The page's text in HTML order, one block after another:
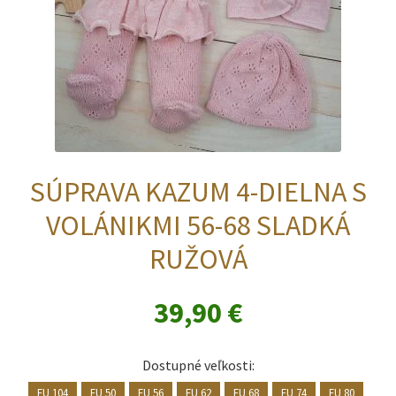
produktu.
SÚPRAVA KAZUM 4-DIELNA S
VOLÁNIKMI 56-68 SLADKÁ
RUŽOVÁ
39,90 €
Dostupné veľkosti:
EU 104 EU 50 EU 56 EU 62 EU 68 EU 74
EU 80